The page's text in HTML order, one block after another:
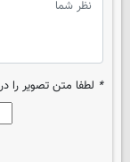
* لطفا متن تصویر را